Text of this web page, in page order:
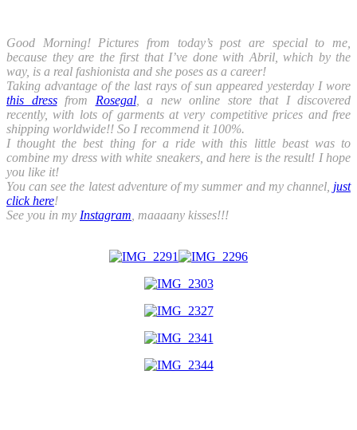
Good Morning! Pictures from today’s post are special to me,
because they are the first that I’ve done with Abril, which by the
way, is a real fashionista and she poses as a career!
Taking advantage of the last rays of sun appeared yesterday I wore
this dressfrom Rosegal, a new online store that I discovered
recently, with lots of garments at very competitive prices and free
shipping worldwide!! So I recommend it 100%.
I thought the best thing for a ride with this little beast was to
combine my dress with white sneakers, and here is the result! I hope
you like it!
You can see the latest adventure of my summer and my channel, just
click here!
See you in my Instagram , maaaany kisses!!!